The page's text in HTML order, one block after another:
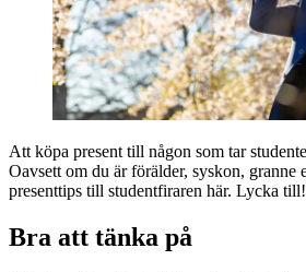
Att köpa present till någon som tar
Oavsett om du är förälder, syskon, granne
presenttips till studentfiraren här. Lycka till!
Bra att tänka på